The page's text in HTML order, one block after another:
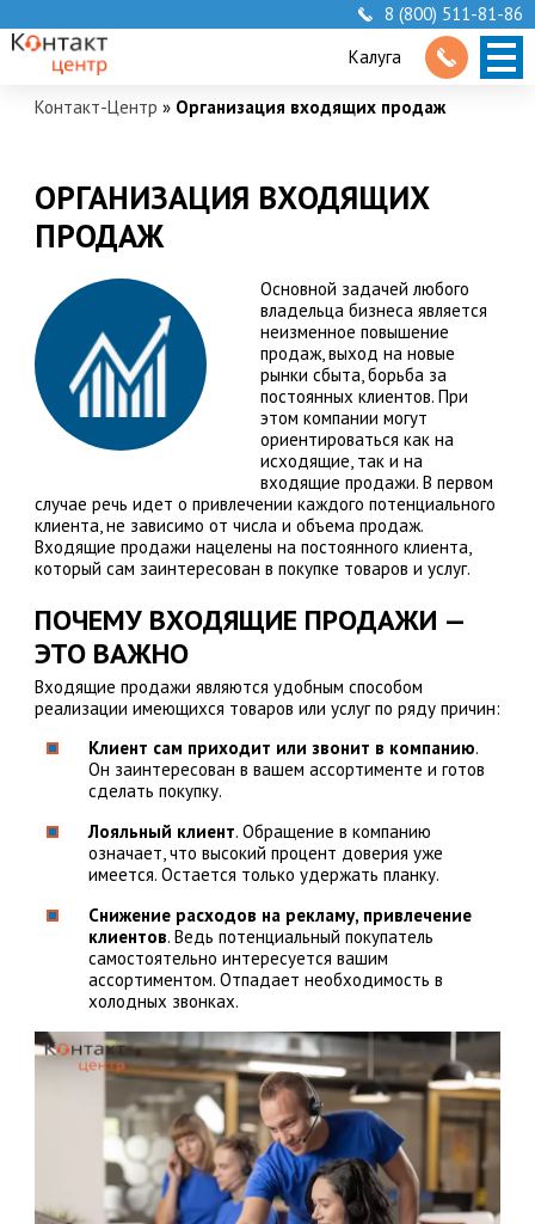
8 (800) 511-81-86
Калуга
Контакт-Центр » Организация входящих продаж
ОРГАНИЗАЦИЯ ВХОДЯЩИХ
ПРОДАЖ
Основной задачей любого
владельца бизнеса является
неизменное повышение
продаж, выход на новые
рынки сбыта, борьба за
постоянных клиентов. При
этом компании могут
ориентироваться как на
исходящие, так и на
входящие продажи. В первом
случае речь идет о привлечении каждого потенциального
клиента, не зависимо от числа и объема продаж.
Входящие продажи нацелены на постоянного клиента,
который сам заинтересован в покупке товаров и услуг.
ПОЧЕМУ ВХОДЯЩИЕ ПРОДАЖИ —
ЭТО ВАЖНО
Входящие продажи являются удобным способом
реализации имеющихся товаров или услуг по ряду причин:
Клиент сам приходит или звонит в компанию.
Он заинтересован в вашем ассортименте и готов
сделать покупку.
Лояльный клиент. Обращение в компанию
означает, что высокий процент доверия уже
имеется. Остается только удержать планку.
Снижение расходов на рекламу, привлечение
клиентов. Ведь потенциальный покупатель
самостоятельно интересуется вашим
ассортиментом. Отпадает необходимость в
холодных звонках.